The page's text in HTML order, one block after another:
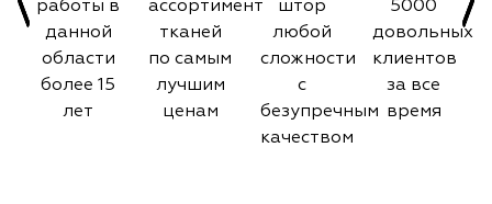
работы в
данной
области
более 15
лет
ассортимент
тканей
по самым
лучшим
ценам
штор
любой
сложности
с
безупречным
качеством
5000
довольных
клиентов
за все
время